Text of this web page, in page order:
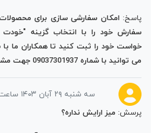
پاسخ:امکان سفارشی سازی برای محصولات
سفارش خود را با انتخاب گزینه "خودت
خواست خود را ثبت کنید تا همکاران ما با
می توانید با شماره 09037301937 جهت مشاوره بیشتر تماس بگیرید.
سه شنبه ۲۹ آبان ۱۴۰۳ ساعت ۱۳:۰۴:۱۰
پرسش:میز ارایش نداره؟